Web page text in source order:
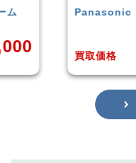
ム Panasonic
買取価格